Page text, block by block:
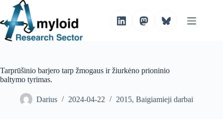
i
o
n
t
Tarprūšinio barjero tarp žmogaus ir žiurkėno prioninio
baltymo tyrimas.
Darius 2024-04-22 2015, Baigiamieji darbai